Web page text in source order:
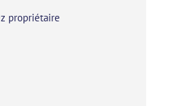
propriétaire